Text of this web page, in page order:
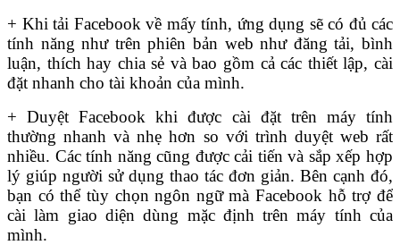
+ Khi tải Facebook về mấy tính, ứng dụng sẽ có đủ các
tính năng như trên phiên bản web như đăng tải, bình
luận, thích hay chia sẻ và bao gồm cả các thiết lập, cài
đặt nhanh cho tài khoản của mình.
+ Duyệt Facebook khi được cài đặt trên máy tính
thường nhanh và nhẹ hơn so với trình duyệt web rất
nhiều. Các tính năng cũng được cải tiến và sắp xếp hợp
lý giúp người sử dụng thao tác đơn giản. Bên cạnh đó,
bạn có thể tùy chọn ngôn ngữ mà Facebook hỗ trợ để
cài làm giao diện dùng mặc định trên máy tính của
mình.